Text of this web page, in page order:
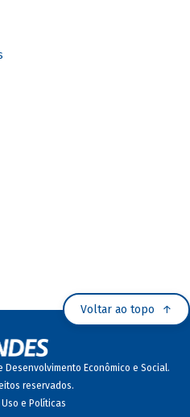
Voltar ao topo
Desenvolvimento Econômico e Social.
reservados.
e Políticas